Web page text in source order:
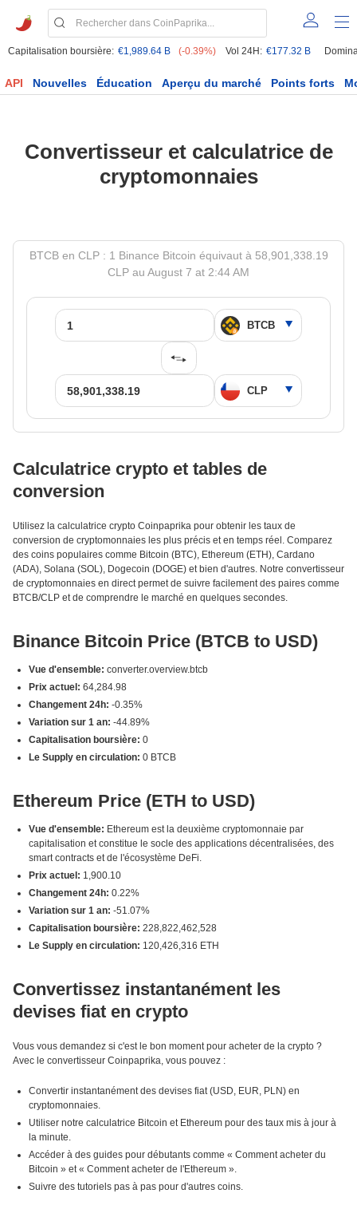
Capitalisation boursière: €1,989.64 B (-0.39%) Vol 24H: €177.32 B
API Nouvelles Éducation Aperçu du marché Points forts
Convertisseur et calculatrice de
cryptomonnaies
BTCB en CLP : 1 Binance Bitcoin équivaut à 58,901,338.19
CLP au August 7 at 2:44 AM
Calculatrice crypto et tables de
conversion
Utilisez la calculatrice crypto Coinpaprika pour obtenir les taux de
conversion de cryptomonnaies les plus précis et en temps réel. Comparez
des coins populaires comme Bitcoin (BTC), Ethereum (ETH), Cardano
(ADA), Solana (SOL), Dogecoin (DOGE) et bien d'autres. Notre convertisseur
de cryptomonnaies en direct permet de suivre facilement des paires comme
BTCB/CLP et de comprendre le marché en quelques secondes.
Binance Bitcoin Price (BTCB to USD)
Vue d'ensemble: converter.overview.btcb
Prix actuel: 64,284.98
Changement 24h: -0.35%
Variation sur 1 an: -44.89%
Capitalisation boursière: 0
Le Supply en circulation: 0 BTCB
Ethereum Price (ETH to USD)
Vue d'ensemble: Ethereum est la deuxième cryptomonnaie par
capitalisation et constitue le socle des applications décentralisées, des
smart contracts et de l'écosystème DeFi.
Prix actuel: 1,900.10
Changement 24h: 0.22%
Variation sur 1 an: -51.07%
Capitalisation boursière: 228,822,462,528
Le Supply en circulation: 120,426,316 ETH
Convertissez instantanément les
devises fiat en crypto
Vous vous demandez si c'est le bon moment pour acheter de la crypto ?
Avec le convertisseur Coinpaprika, vous pouvez :
Convertir instantanément des devises fiat (USD, EUR, PLN) en
cryptomonnaies.
Utiliser notre calculatrice Bitcoin et Ethereum pour des taux mis à jour à
la minute.
Accéder à des guides pour débutants comme « Comment acheter du
Bitcoin » et « Comment acheter de l'Ethereum ».
Suivre des tutoriels pas à pas pour d'autres coins.